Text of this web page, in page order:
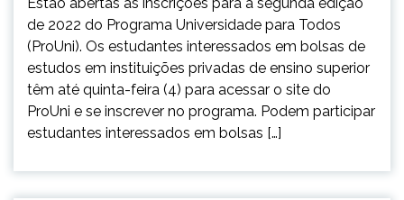
de 2022 do Programa Universidade para Todos
(ProUni). Os estudantes interessados em bolsas de
estudos em instituições privadas de ensino superior
têm até quinta-feira (4) para acessar o site do
ProUni e se inscrever no programa. Podem participar
estudantes interessados em bolsas […]